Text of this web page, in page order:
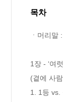
목차
ㆍ머리말
1장 - ‘여
(곁에 사
1. 1등 vs.